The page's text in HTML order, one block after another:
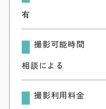
有
撮影可能時間
相談による
撮影利用料金